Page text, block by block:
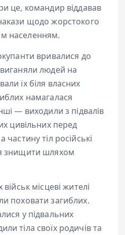
це, командир віддавав
щодо жорстокого
населенням.
вривалися до
людей на
їх біля власних
намагалася
— виходили з підвалів
цивільних перед
тіл російські
знищити шляхом
місцеві жителі
поховати загиблих.
у підвальних
тіла своїх родичів та